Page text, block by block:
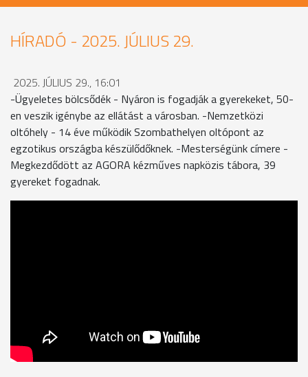
HÍRADÓ - 2025. JÚLIUS 29.
2025. JÚLIUS 29., 16:01
-Ügyeletes bölcsődék - Nyáron is fogadják a gyerekeket, 50-
en veszik igénybe az ellátást a városban. -Nemzetközi
oltóhely - 14 éve működik Szombathelyen oltópont az
egzotikus országba készülődőknek. -Mesterségünk címere -
Megkezdődött az AGORA kézműves napközis tábora, 39
gyereket fogadnak.